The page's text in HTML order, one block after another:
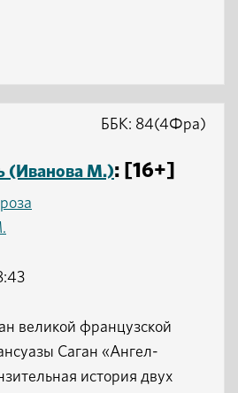
(Иванова М.): [16+]
ББК: 84(4Фра)
великой французской
Саган «Ангел-
история двух